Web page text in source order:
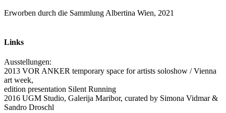
Erworben durch die Sammlung Albertina Wien, 2021
Links
Ausstellungen:
2013 VOR ANKER temporary space for artists soloshow / Vienna
art week,
edition presentation Silent Running
2016 UGM Studio, Galerija Maribor, curated by Simona Vidmar &
Sandro Droschl